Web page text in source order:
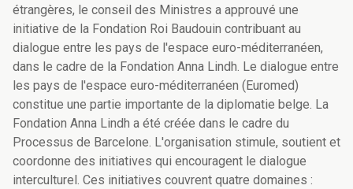
étrangères, le conseil des Ministres a approuvé une
initiative de la Fondation Roi Baudouin contribuant au
dialogue entre les pays de l'espace euro-méditerranéen,
dans le cadre de la Fondation Anna Lindh. Le dialogue entre
les pays de l'espace euro-méditerranéen (Euromed)
constitue une partie importante de la diplomatie belge. La
Fondation Anna Lindh a été créée dans le cadre du
Processus de Barcelone. L'organisation stimule, soutient et
coordonne des initiatives qui encouragent le dialogue
interculturel. Ces initiatives couvrent quatre domaines :